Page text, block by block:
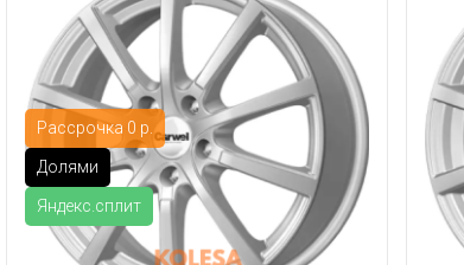
Рассрочка 0 р.
Долями
Яндекс.сплит